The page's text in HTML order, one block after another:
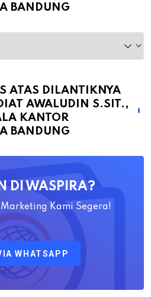
BANDUNG
ATAS DILANTIKNYA
AWALUDIN S.SIT.,
KANTOR
BANDUNG
DI WASPIRA?
Kami Segera!
WHATSAPP